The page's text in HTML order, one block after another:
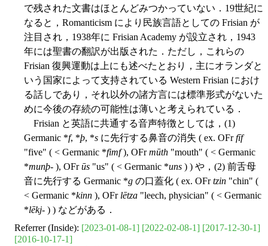
で残された文書はほとんどみつかっていない．19世紀に
なると，Romanticism により民族言語としての Frisian が
注目され，1938年に Frisian Academy が設立され，1943
年には聖書の翻訳が出版された．ただし，これらの
Frisian 復興運動は上にも述べたとおり，主にオランダと
いう国家によって支持されている Western Frisian におけ
る話しであり，それ以外の諸方言には標準形式がないた
めに今後の存続の可能性は薄いと考えられている．
Frisian と英語に共通する音声特徴としては，(1)
Germanic *f, *þ, *s に先行する鼻音の消失 ( ex. OFrfīf
"five" ( < Germanic *fimf), OFrmūth "mouth" ( < Germanic
*munþ- ), OFrūs "us" ( < Germanic *uns ) ) や，(2) 前舌母
音に先行する Germanic *g の口蓋化 ( ex. OFrtzin "chin" (
< Germanic *kinn ), OFr lētza "leech, physician" ( < Germanic
*lēkj- ) ) などがある．
Referrer (Inside): [2023-01-08-1] [2022-02-08-1] [2017-12-30-1]
[2016-10-17-1]